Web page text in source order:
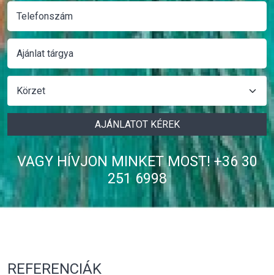
AJÁNLATOT KÉREK
VAGY HÍVJON MINKET MOST! +36 30
251 6998
REFERENCIÁK